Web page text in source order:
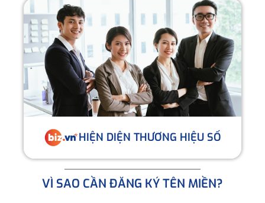
HIỆN DIỆN THƯƠNG HIỆU SỐ
VÌ SAO CẦN ĐĂNG KÝ TÊN MIỀN?